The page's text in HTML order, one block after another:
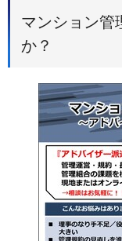
マンション管
か？